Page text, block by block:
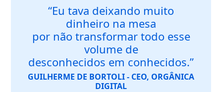
“Eu tava deixando muito
dinheiro na mesa
por não transformar todo esse
volume de
desconhecidos em conhecidos.”
GUILHERME DE BORTOLI - CEO, ORGÂNICA
DIGITAL